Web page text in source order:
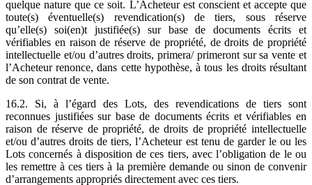
quelque nature que ce soit. L’Acheteur est conscient et accepte que
toute(s) éventuelle(s) revendication(s) de tiers, sous réserve
qu’elle(s) soi(en)t justifiée(s) sur base de documents écrits et
vérifiables en raison de réserve de propriété, de droits de propriété
intellectuelle et/ou d’autres droits, primera/ primeront sur sa vente et
l’Acheteur renonce, dans cette hypothèse, à tous les droits résultant
de son contrat de vente.
16.2. Si, à l’égard des Lots, des revendications de tiers sont
reconnues justifiées sur base de documents écrits et vérifiables en
raison de réserve de propriété, de droits de propriété intellectuelle
et/ou d’autres droits de tiers, l’Acheteur est tenu de garder le ou les
Lots concernés à disposition de ces tiers, avec l’obligation de le ou
les remettre à ces tiers à la première demande ou sinon de convenir
d’arrangements appropriés directement avec ces tiers.